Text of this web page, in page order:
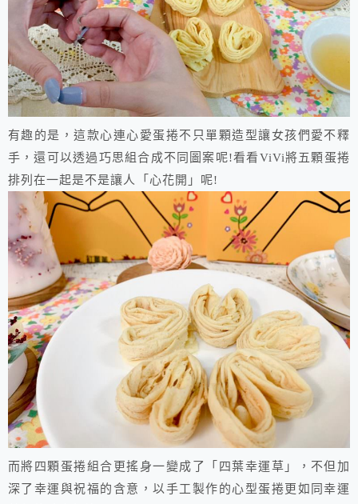
有趣的是，這款心連心愛蛋捲不只單顆造型讓女孩們愛不釋
手，還可以透過巧思組合成不同圖案呢!看看ViVi將五顆蛋捲
排列在一起是不是讓人「心花開」呢!
而將四顆蛋捲組合更搖身一變成了「四葉幸運草」，不但加
深了幸運與祝福的含意，以手工製作的心型蛋捲更如同幸運